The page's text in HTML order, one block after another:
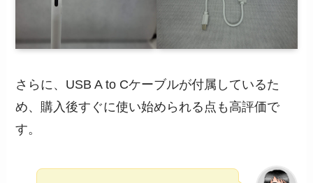
さらに、USB A to Cケーブルが付属しているた
め、購入後すぐに使い始められる点も高評価で
す。